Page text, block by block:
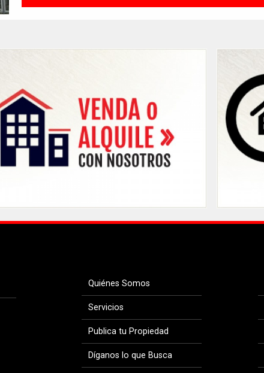
Quiénes Somos
Servicios
Publica tu Propiedad
Díganos lo que Busca